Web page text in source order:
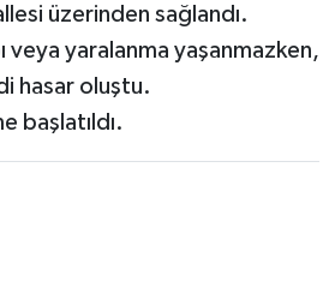
üzerinden sağlandı.
veya yaralanma yaşanmazken,
hasar oluştu.
başlatıldı.